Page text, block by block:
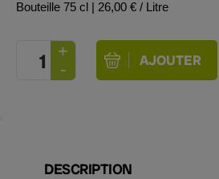
Bouteille 75 cl | 26,00 € / Litre
DESCRIPTION